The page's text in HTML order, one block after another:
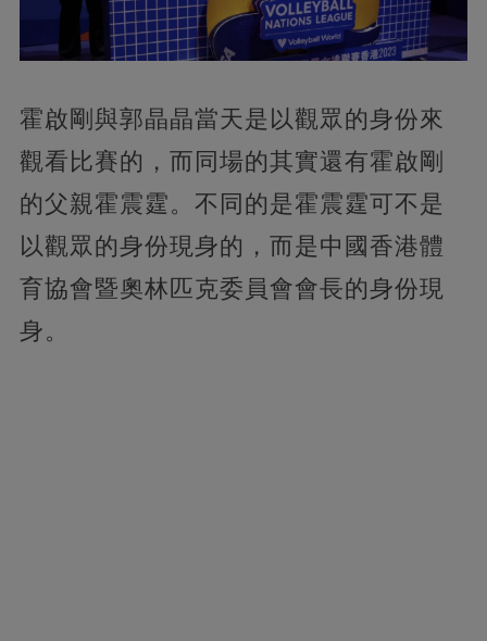
霍啟剛與郭晶晶當天是以觀眾的身份來
觀看比賽的，而同場的其實還有霍啟剛
的父親霍震霆。不同的是霍震霆可不是
以觀眾的身份現身的，而是中國香港體
育協會暨奧林匹克委員會會長的身份現
身。